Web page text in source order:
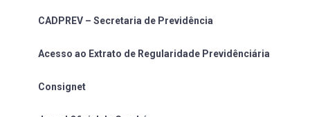
CADPREV – Secretaria de Previdência
Acesso ao Extrato de Regularidade Previdênciária
Consignet